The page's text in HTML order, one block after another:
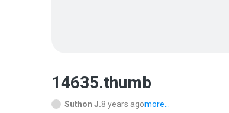
14635.thumb
Suthon J.8 years agomore...